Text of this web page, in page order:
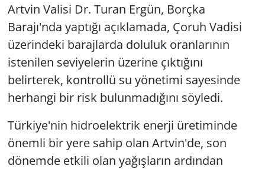
Artvin Valisi Dr. Turan Ergün, Borçka
Barajı'nda yaptığı açıklamada, Çoruh Vadisi
üzerindeki barajlarda doluluk oranlarının
istenilen seviyelerin üzerine çıktığını
belirterek, kontrollü su yönetimi sayesinde
herhangi bir risk bulunmadığını söyledi.
Türkiye'nin hidroelektrik enerji üretiminde
önemli bir yere sahip olan Artvin'de, son
dönemde etkili olan yağışların ardından